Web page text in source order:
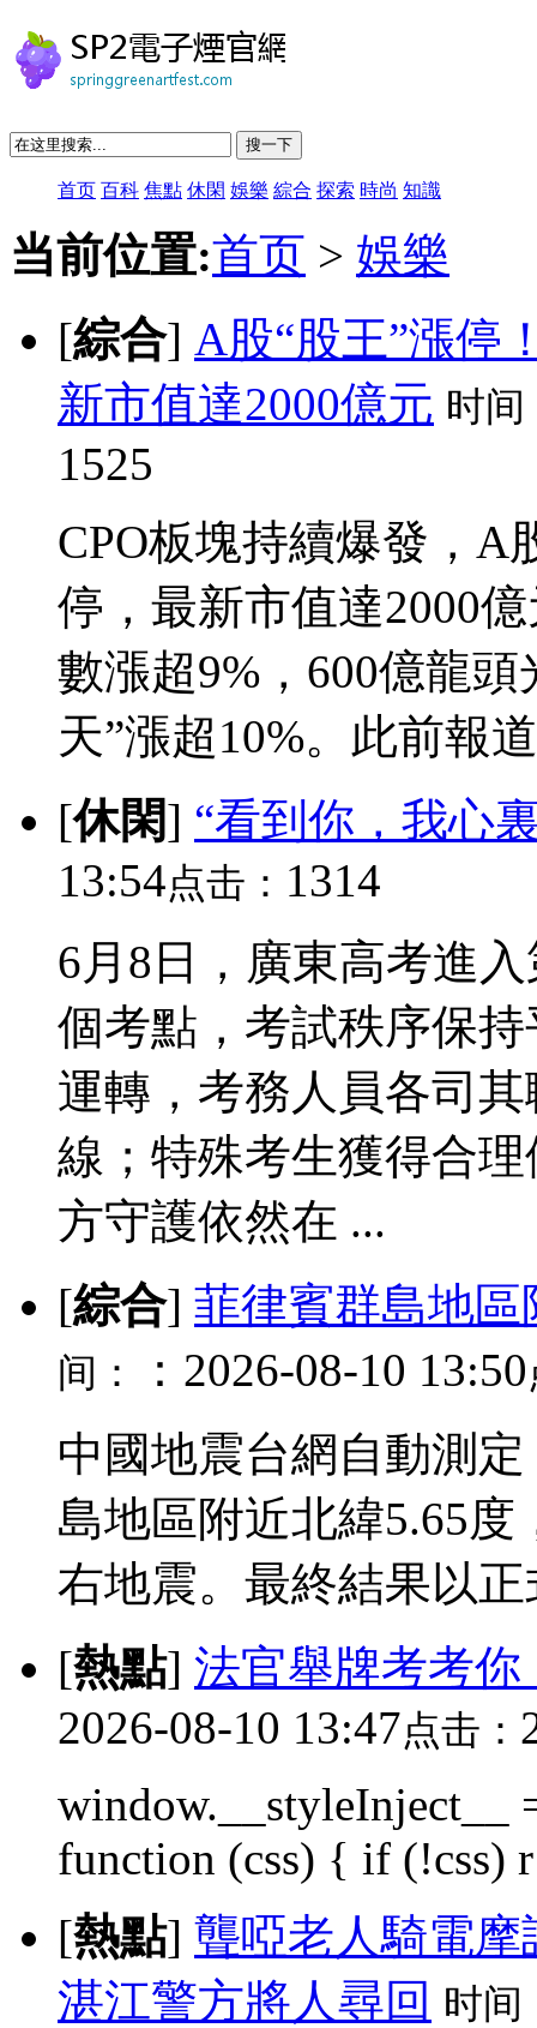
搜一下
首页 百科 焦點 休閑 娛樂 綜合 探索 時尚 知識
当前位置:首页 > 娛樂
[綜合] A股“股王”漲停
新市值達2000億元 时间
1525
CPO板塊持續爆發，A
停，最新市值達2000
數漲超9%，600億龍
天”漲超10%。此前報
[休閑] “看到你，我心
13:54点击： 1314
6月8日，廣東高考進
個考點，考試秩序保
運轉，考務人員各司
線；特殊考生獲得合
方守護依然在 ...
[綜合] 菲律賓群島地區
间： ：2026-08-10 13:50
中國地震台網自動測
島地區附近北緯5.65度
右地震。最終結果以
[熱點] 法官舉牌考考
2026-08-10 13:47点击：
window.__styleInject__
function (css) { if (!css)
[熱點] 聾啞老人騎電
湛江警方將人尋回 时间